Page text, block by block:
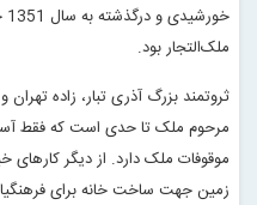
ملک‌التجار بود.
ثروتمند بزرگ آذری تبار، زاده
مرحوم ملک تا حدی است که فقط
موقوفات ملک دارد. از دیگر کارهای
زمین جهت ساخت خانه برای